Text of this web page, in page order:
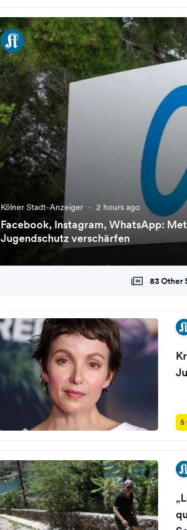
Kölner Stadt-Anzeiger · 2 hours ago
Facebook, Instagram, WhatsApp:
Jugendschutz verschärfen
83 Other
5